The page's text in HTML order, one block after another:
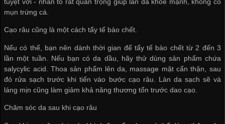
mụn trứng cá.
Cạo râu cũng là một cách tẩy tế bào chết.
Nếu có thể, bạn nên dành thời gian để tẩy tế bào chết từ 2 đến 3
lần một tuần. Nếu bạn có da dầu, hãy thử dùng sản phẩm chứa
salycylic acid. Thoa sản phẩm lên da, massage mặt cẩn thận, sau
đó rửa sạch trước khi tiến vào bước cạo râu. Làn da sạch sẽ và
láng mịn cũng làm giảm khả năng thương tổn trước dao cạo.
Chăm sóc da sau khi cạo râu